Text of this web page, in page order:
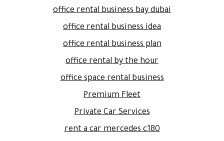
office rental business bay dubai
office rental business idea
office rental business plan
office rental by the hour
office space rental business
Premium Fleet
Private Car Services
rent a car mercedes c180